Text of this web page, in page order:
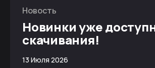
Новость
Новинки уже
скачивания!
13 Июля 2026